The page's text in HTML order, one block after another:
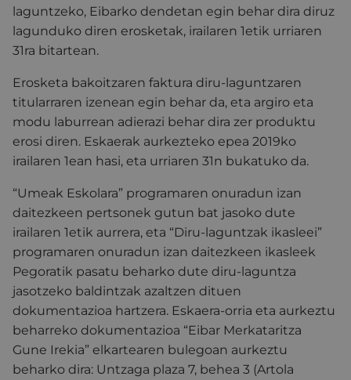
laguntzeko, Eibarko dendetan egin behar dira diruz
lagunduko diren erosketak, irailaren 1etik urriaren
31ra bitartean.
Erosketa bakoitzaren faktura diru-laguntzaren
titularraren izenean egin behar da, eta argiro eta
modu laburrean adierazi behar dira zer produktu
erosi diren. Eskaerak aurkezteko epea 2019ko
irailaren 1ean hasi, eta urriaren 31n bukatuko da.
“Umeak Eskolara” programaren onuradun izan
daitezkeen pertsonek gutun bat jasoko dute
irailaren 1etik aurrera, eta “Diru-laguntzak ikasleei”
programaren onuradun izan daitezkeen ikasleek
Pegoratik pasatu beharko dute diru-laguntza
jasotzeko baldintzak azaltzen dituen
dokumentazioa hartzera. Eskaera-orria eta aurkeztu
beharreko dokumentazioa “Eibar Merkataritza
Gune Irekia” elkartearen bulegoan aurkeztu
beharko dira: Untzaga plaza 7, behea 3 (Artola